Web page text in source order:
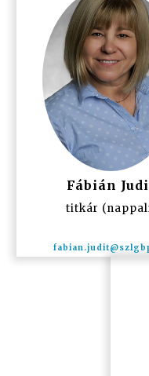
Fábián
titkár